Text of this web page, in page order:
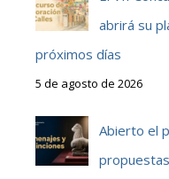
abrirá su
próximos días
5 de agosto de 2026
Abierto el